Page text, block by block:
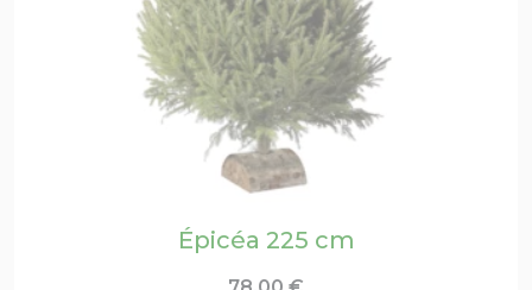
Épicéa 225 cm